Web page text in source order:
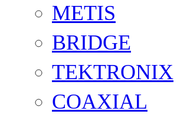
METIS
BRIDGE
TEKTRONIX
COAXIAL